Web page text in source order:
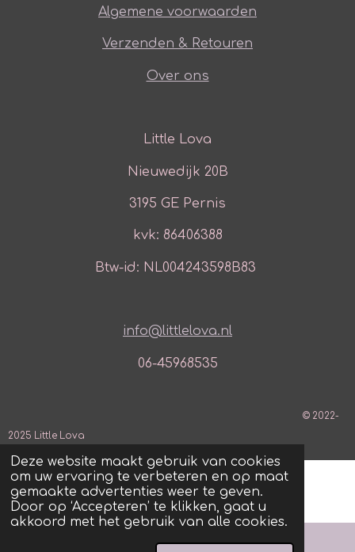
Deze website maakt gebruik van cookies
om uw ervaring te verbeteren en op maat
gemaakte advertenties weer te geven.
Door op ‘Accepteren’ te klikken, gaat u
akkoord met het gebruik van alle cookies.
Algemene voorwaarden
Verzenden & Retouren
Over ons
Little Lova
Nieuwedijk 20B
3195 GE Pernis
kvk: 86406388
Btw-id: NL004243598B83
info@littlelova.nl
06-45968535
© 2022-
2025 Little Lova